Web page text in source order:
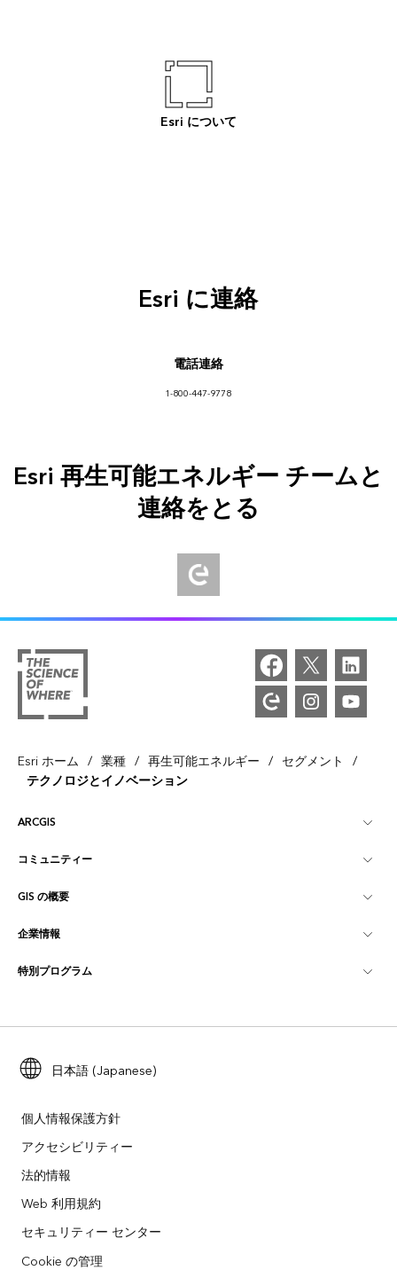
Esri について
Esri に連絡
電話連絡
1-800-447-9778
Esri 再生可能エネルギー チームと
連絡をとる
Explore Esri Community
Esri ホーム / 業種 / 再生可能エネルギー / セグメント /
テクノロジとイノベーション
ARCGIS
ArcGIS の概要
マッピング
ArcGIS Online
開発者向けテクノロジー
ArcGIS Location Platform
ArcGIS Architecture Center
コミュニティー
Esri Community
ArcGIS ブログ
ユーザー調査およびテスト
Esri Young Professionals Network
イベント
GIS の概要
GIS とは
ロケーション インテリジェンス
トレーニング
ArcUser
ArcNews
ArcWatch
Esri Press
Esri ビデオ
企業情報
Esri について
採用情報
パートナー
企業行動規範
環境および持続可能性の取り組み
サイトマップ
特別プログラム
ArcGIS for Student Use
災害対応
教育機関
非営利組織
人種的平等
日本語 (Japanese)
個人情報保護方針
アクセシビリティー
法的情報
Web 利用規約
セキュリティー センター
Cookie の管理